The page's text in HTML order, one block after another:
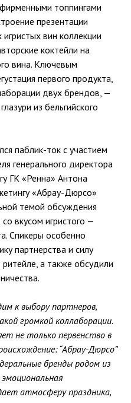
топпингами
презентации
игристых вин коллекции
коктейли на
вина. Ключевым
первого продукта,
двух брендов, —
из бельгийского
паблик-ток с участием
генерального директора
ГК «Ренна» Антона
«Абрау-Дюрсо»
темой обсуждения
вкусом игристого —
Спикеры особенно
партнерства и силу
а также обсудили
к выбору партнеров,
громкой коллаборации.
не только первенство в
“Абрау-Дюрсо”
бренды родом из
атмосферу праздника,